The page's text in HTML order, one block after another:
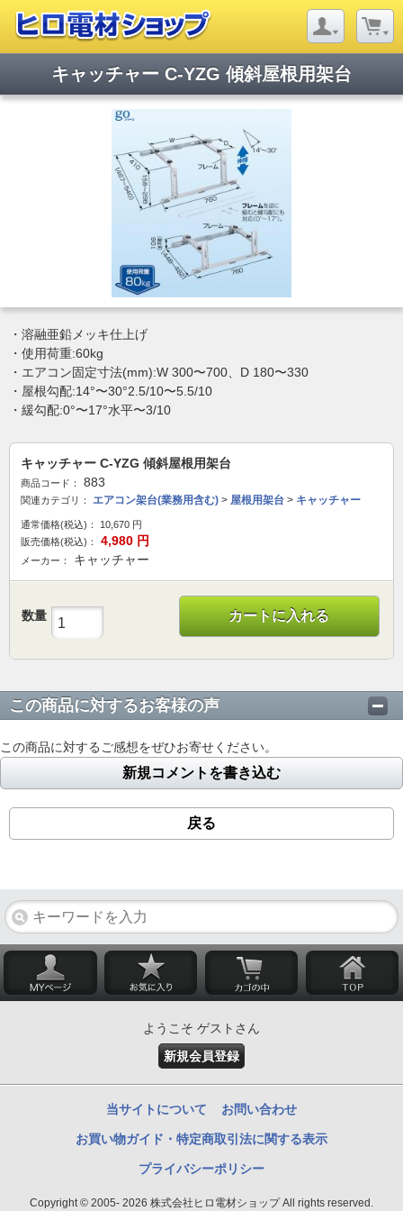
キャッチャー C-YZG 傾斜屋根用架台
・溶融亜鉛メッキ仕上げ
・使用荷重:60kg
・エアコン固定寸法(mm):W 300〜700、D 180〜330
・屋根勾配:14°〜30°2.5/10〜5.5/10
・緩勾配:0°〜17°水平〜3/10
キャッチャー C-YZG 傾斜屋根用架台
商品コード： 883
関連カテゴリ： エアコン架台(業務用含む) > 屋根用架台 > キャッチャー
通常価格(税込)： 10,670 円
販売価格(税込)：
4,980 円
メーカー： キャッチャー
数量 カートに入れる
この商品に対するお客様の声
この商品に対するご感想をぜひお寄せください。
新規コメントを書き込む
戻る
ようこそ ゲストさん
新規会員登録
当サイトについて お問い合わせ
お買い物ガイド・特定商取引法に関する表示
プライバシーポリシー
Copyright © 2005- 2026 株式会社ヒロ電材ショップ All rights reserved.